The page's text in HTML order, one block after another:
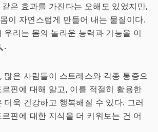
은 효과를 가진다는 오해도 있었지만,
이 자연스럽게 만들어 내는 물질이다.
우리는 몸의 놀라운 능력과 기능을 이
많은 사람들이 스트레스와 각종 통증으
핀에 대해 알고, 이를 적절히 활용한
더욱 건강하고 행복해질 수 있다. 그러
핀에 대한 지식을 더 키워보는 건 어